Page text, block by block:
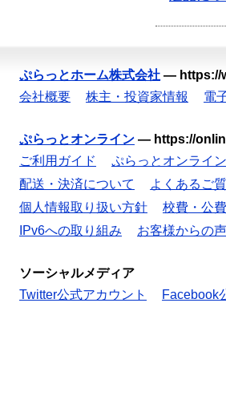
ぷらっとホーム株式会社 — https://
会社概要
株主・投資家情報 電
ぷらっとオンライン — https://
ご利用ガイド
ぷらっとオンライ
配送・決済について
よくあるご
個人情報取り扱い方針
校費・公
IPv6への取り組み
お客様からの声
ソーシャルメディア
Twitter公式アカウント
Facebook